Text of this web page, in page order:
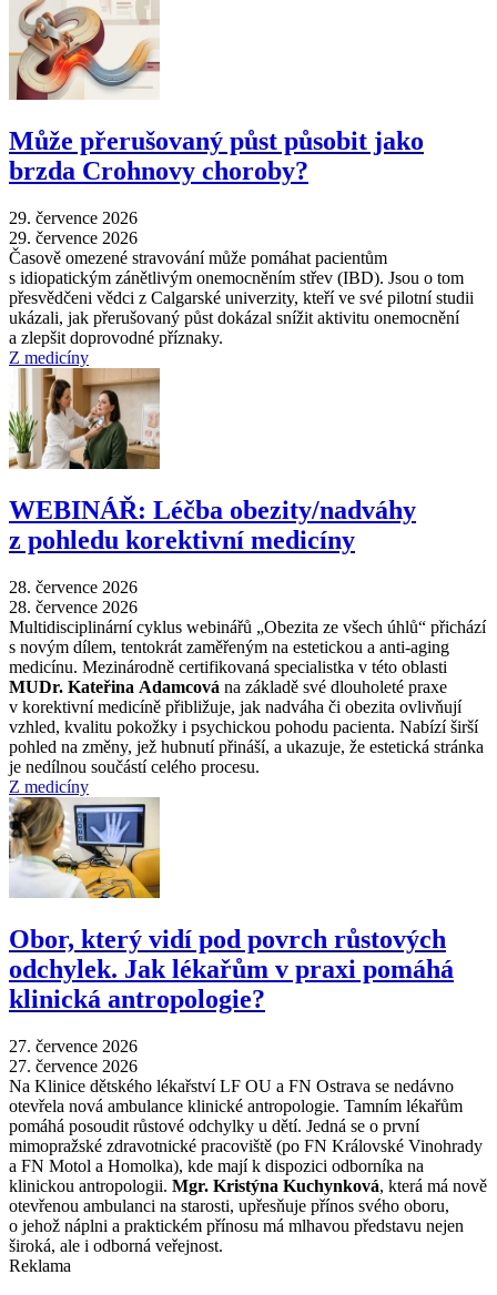
Může přerušovaný půst působit jako
brzda Crohnovy choroby?
29. července 2026
29. července 2026
Časově omezené stravování může pomáhat pacientům
s idiopatickým zánětlivým onemocněním střev (IBD). Jsou o tom
přesvědčeni vědci z Calgarské univerzity, kteří ve své pilotní studii
ukázali, jak přerušovaný půst dokázal snížit aktivitu onemocnění
a zlepšit doprovodné příznaky.
Z medicíny
WEBINÁŘ: Léčba obezity/nadváhy
z pohledu korektivní medicíny
28. července 2026
28. července 2026
Multidisciplinární cyklus webinářů „Obezita ze všech úhlů“ přichází
s novým dílem, tentokrát zaměřeným na estetickou a anti-aging
medicínu. Mezinárodně certifikovaná specialistka v této oblasti
MUDr. Kateřina Adamcová na základě své dlouholeté praxe
v korektivní medicíně přibližuje, jak nadváha či obezita ovlivňují
vzhled, kvalitu pokožky i psychickou pohodu pacienta. Nabízí širší
pohled na změny, jež hubnutí přináší, a ukazuje, že estetická stránka
je nedílnou součástí celého procesu.
Z medicíny
Obor, který vidí pod povrch růstových
odchylek. Jak lékařům v praxi pomáhá
klinická antropologie?
27. července 2026
27. července 2026
Na Klinice dětského lékařství LF OU a FN Ostrava se nedávno
otevřela nová ambulance klinické antropologie. Tamním lékařům
pomáhá posoudit růstové odchylky u dětí. Jedná se o první
mimopražské zdravotnické pracoviště (po FN Královské Vinohrady
a FN Motol a Homolka), kde mají k dispozici odborníka na
klinickou antropologii. Mgr. Kristýna Kuchynková, která má nově
otevřenou ambulanci na starosti, upřesňuje přínos svého oboru,
o jehož náplni a praktickém přínosu má mlhavou představu nejen
široká, ale i odborná veřejnost.
Reklama